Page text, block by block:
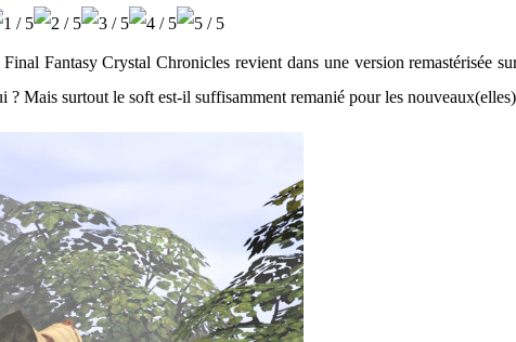
Fantasy Crystal Chronicles revient dans une version remastérisée
Mais surtout le soft est-il suffisamment remanié pour les